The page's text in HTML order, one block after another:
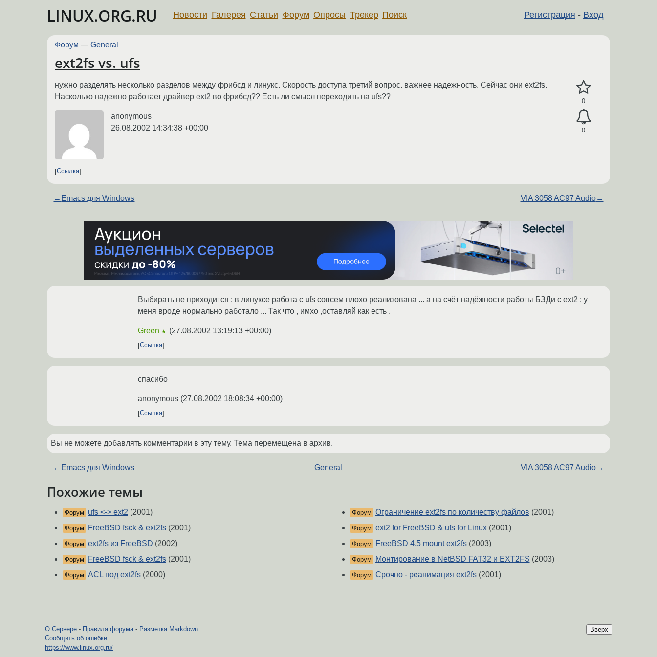
LINUX.ORG.RU Регистрация - Вход
Новости Галерея Статьи Форум Опросы Трекер Поиск
Форум — General
ext2fs vs. ufs
0
0
нужно разделять несколько разделов между фрибсд и линукс. Скорость доступа третий вопрос, важнее надежность. Сейчас они ext2fs.
Насколько надежно работает драйвер ext2 во фрибсд?? Есть ли смысл переходить на ufs??
anonymous
26.08.2002 14:34:38 +00:00
Ссылка
← Emacs для Windows VIA 3058 AC97 Audio→
Выбирать не приходится : в линуксе работа с ufs совсем плохо реализована ... а на счёт надёжности работы БЗДи с ext2 : у
меня вроде нормально работало ... Так что , имхо ,оставляй как есть .
Green ★ (27.08.2002 13:19:13 +00:00)
Ссылка
спасибо
anonymous (27.08.2002 18:08:34 +00:00)
Ссылка
Вы не можете добавлять комментарии в эту тему. Тема перемещена в архив.
← Emacs для Windows General VIA 3058 AC97 Audio→
Похожие темы
Форум ufs <-> ext2 (2001)
Форум FreeBSD fsck & ext2fs (2001)
Форум ext2fs из FreeBSD (2002)
Форум FreeBSD fsck & ext2fs (2001)
Форум ACL под ext2fs (2000)
Форум Ограничение ext2fs по количеству файлов (2001)
Форум ext2 for FreeBSD & ufs for Linux(2001)
Форум FreeBSD 4.5 mount ext2fs(2003)
Форум Монтирование в NetBSD FAT32 и EXT2FS (2003)
Форум Срочно - реанимация ext2fs(2001)
Вверх
О Сервере - Правила форума- Разметка Markdown
Сообщить об ошибке
https://www.linux.org.ru/